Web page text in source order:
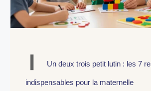
Un deux trois petit lutin : les 7
indispensables pour la maternelle